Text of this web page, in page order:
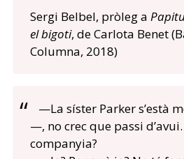
Sergi Belbel, pròleg a
el bigoti, de Carlota Benet
Columna, 2018)
—La síster Parker s’està
—, no crec que passi
companyia?